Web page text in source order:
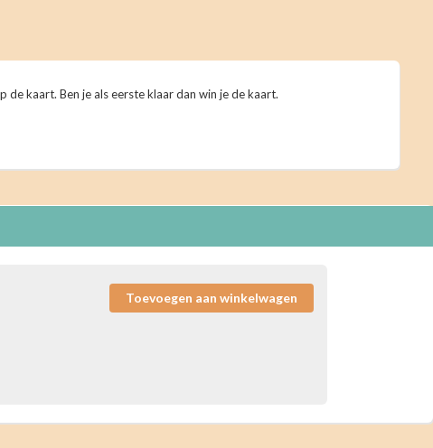
kaart. Ben je als eerste klaar dan win je de kaart.